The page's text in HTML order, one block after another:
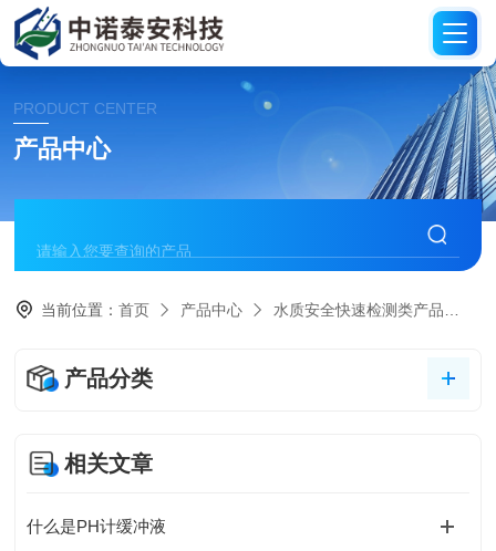
PRODUCT CENTER
产品中心
当前位置：首页 产品中心 水质安全快速检测类产品
产品分类
相关文章
什么是PH计缓冲液